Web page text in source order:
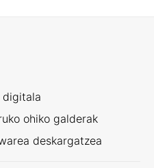
ohiko galderak
deskargatzea